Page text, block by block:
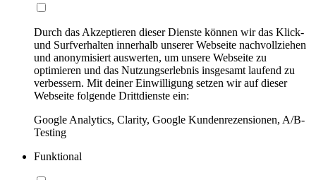
Durch das Akzeptieren dieser Dienste können wir das Klick-
und Surfverhalten innerhalb unserer Webseite nachvollziehen
und anonymisiert auswerten, um unsere Webseite zu
optimieren und das Nutzungserlebnis insgesamt laufend zu
verbessern. Mit deiner Einwilligung setzen wir auf dieser
Webseite folgende Drittdienste ein:
Google Analytics, Clarity, Google Kundenrezensionen, A/B-
Testing
Funktional